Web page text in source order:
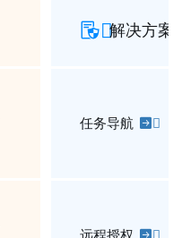
解决方案
任务导航 
远程授权 